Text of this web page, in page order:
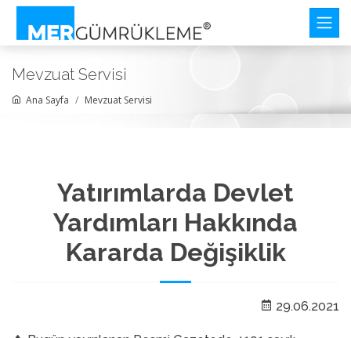
Mevzuat Servisi
Ana Sayfa Mevzuat Servisi
Yatırımlarda Devlet
Yardımları Hakkında
Kararda Değişiklik
29.06.2021